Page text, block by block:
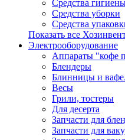
Средства
Средства уборки
Средства
Показать все
Электрооборудование
Аппараты "кофе
Блендеры
Блинницы и
Весы
Грили, тостеры
Для десерта
Запчасти для
Запчасти для